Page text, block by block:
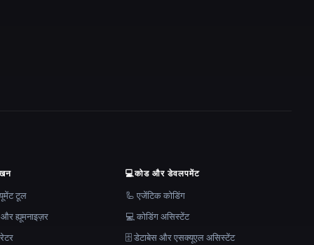
टूल
ह्यूमनाइज़र
💻कोड और डेवलपमेंट
🦾 एजेंटिक कोडिंग
💻 कोडिंग असिस्टेंट
🗄️ डेटाबेस और एसक्यूएल असिस्टेंट